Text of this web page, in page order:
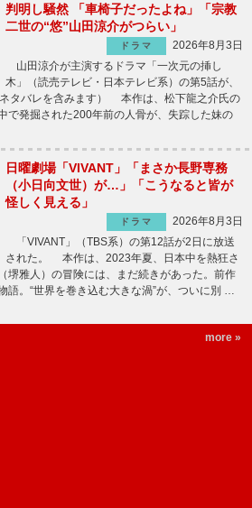
判明し騒然 「車椅子だったよね」「宗教
二世の“悠”山田涼介がつらい」
ドラマ
2026年8月3日
山田涼介が主演するドラマ「一次元の挿し
木」（読売テレビ・日本テレビ系）の第5話が、
タバレを含みます） 本作は、松下龍之介氏の
で発掘された200年前の人骨が、失踪した妹の
日曜劇場「VIVANT」「まさか長野専務
（小日向文世）が…」「こうなると皆が
怪しく見える」
ドラマ
2026年8月3日
「VIVANT」（TBS系）の第12話が2日に放送
された。 本作は、2023年夏、日本中を熱狂さ
堺雅人）の冒険には、まだ続きがあった。前作
語。“世界を巻き込む大きな渦”が、ついに別 …
more »